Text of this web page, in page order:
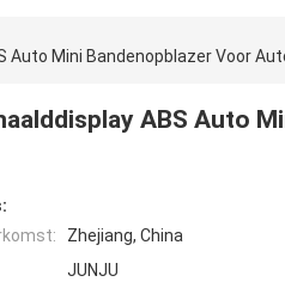
Auto Mini Bandenopblazer Voor
ABS Auto
Zhejiang, China
JUNJU